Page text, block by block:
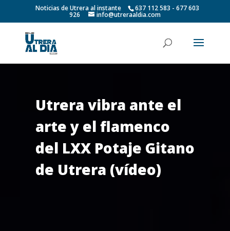
Noticias de Utrera al instante 637 112 583 - 677 603
926 info@utreraaldia.com
Utrera vibra ante el
arte y el flamenco
del LXX Potaje Gitano
de Utrera (vídeo)